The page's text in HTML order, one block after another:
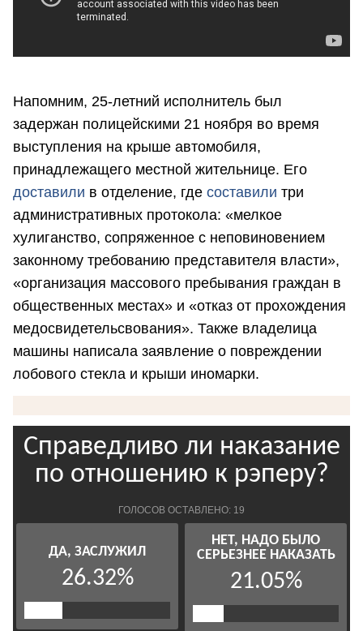
Напомним, 25-летний исполнитель был
задержан полицейскими 21 ноября во время
выступления на крыше автомобиля,
принадлежащего местной жительнице. Его
доставили в отделение, где составили три
административных протокола: «мелкое
хулиганство, сопряженное с неповиновением
законному требованию представителя власти»,
«организация массового пребывания граждан в
общественных местах» и «отказ от прохождения
медосвидетельсвования». Также владелица
машины написала заявление о повреждении
лобового стекла и крыши иномарки.